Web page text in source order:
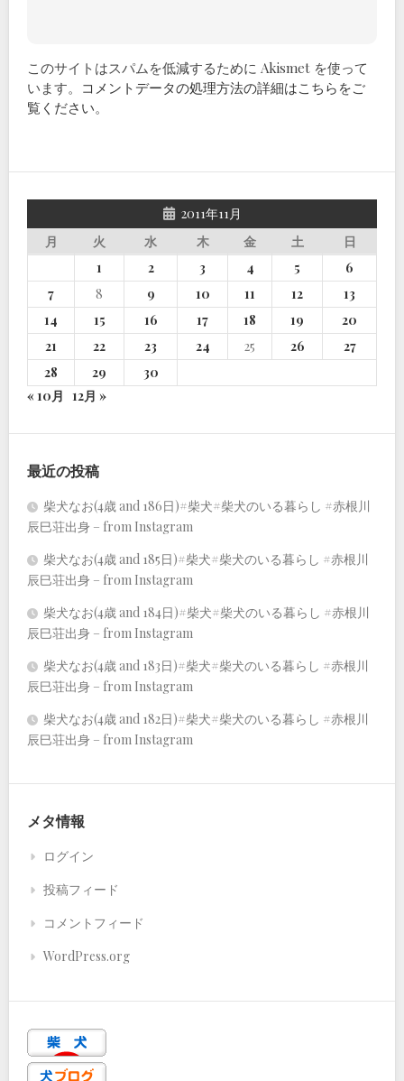
このサイトはスパムを低減するために Akismet を使って
います。 コメントデータの処理方法の詳細はこちらをご
覧ください。
2011年11月
月
火 水 木 金 土
日
1
2 3 4 5
6
7
8 9 10 11 12
13
14
15 16 17 18 19
20
21
22 23 24 25 26
27
28
29
30
« 10月 12月 »
最近の投稿
柴犬なお(4歳 and 186日)#柴犬#柴犬のいる暮らし #赤根川
辰巳荘出身 – from Instagram
柴犬なお(4歳 and 185日)#柴犬#柴犬のいる暮らし #赤根川
辰巳荘出身 – from Instagram
柴犬なお(4歳 and 184日)#柴犬#柴犬のいる暮らし #赤根川
辰巳荘出身 – from Instagram
柴犬なお(4歳 and 183日)#柴犬#柴犬のいる暮らし #赤根川
辰巳荘出身 – from Instagram
柴犬なお(4歳 and 182日)#柴犬#柴犬のいる暮らし #赤根川
辰巳荘出身 – from Instagram
メタ情報
ログイン
投稿フィード
コメントフィード
WordPress.org